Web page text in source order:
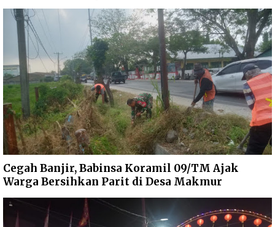
Cegah Banjir, Babinsa Koramil 09/TM Ajak
Warga Bersihkan Parit di Desa Makmur